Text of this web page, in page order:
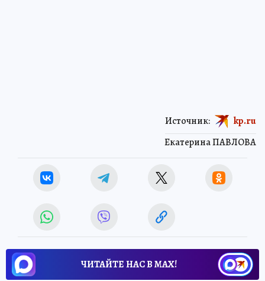
Екатерина ПАВЛОВА
Источник: kp.ru
ЧИТАЙТЕ НАС В МАХ!